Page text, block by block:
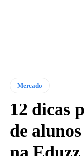
Mercado
12 dicas
de